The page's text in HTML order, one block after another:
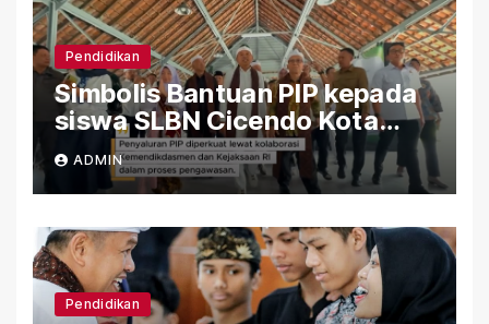
Pendidikan
Simbolis Bantuan PIP kepada
siswa SLBN Cicendo Kota
Bandung
ADMIN
Pendidikan